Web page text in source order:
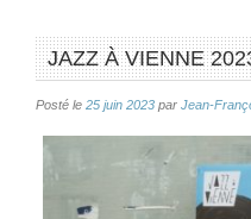
JAZZ À VIENNE
Posté le 25 juin 2023 par Jean-